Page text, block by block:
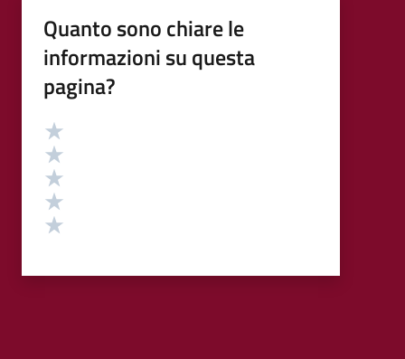
Quanto sono chiare le
informazioni su questa
pagina?
Valutazione